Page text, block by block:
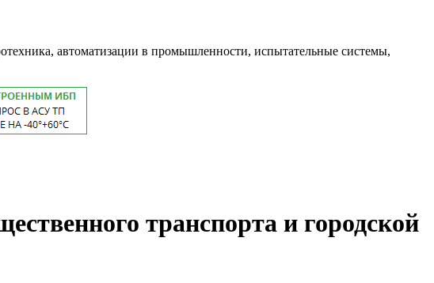
автоматизации в промышленности, испытательные системы,
транспорта и городской